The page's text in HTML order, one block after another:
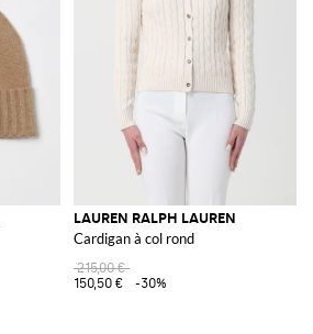
LAUREN RALPH LAUREN
Cardigan à col rond
215,00 €
150,50 €
-30%